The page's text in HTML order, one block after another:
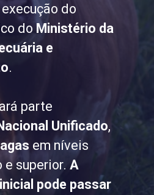
do
doMinistério da
e
.
parte
Unificado,
em níveis
superior. A
pode passar